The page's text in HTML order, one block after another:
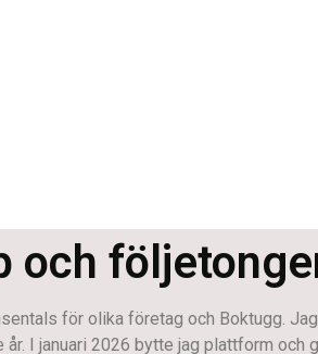
och
för olika företag och Boktugg.
I januari 2026 bytte jag plattform